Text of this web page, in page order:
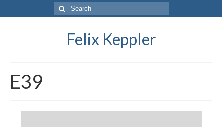
Search
for:
Felix Keppler
E39